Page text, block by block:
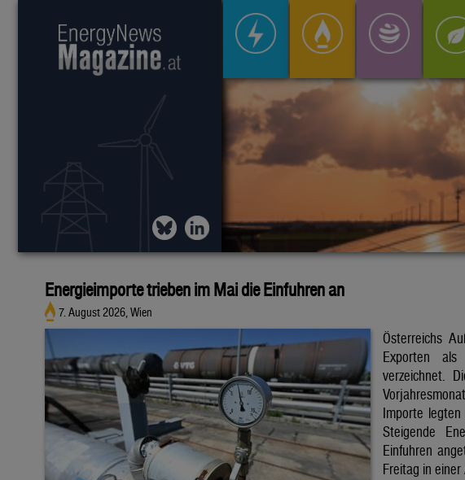
Energieimporte trieben im Mai die Einfuhren an
7. August 2026, Wien
Österreichs
Exporten
verzeichnet.
Importe
Steigende
Einfuhren
Freitag in